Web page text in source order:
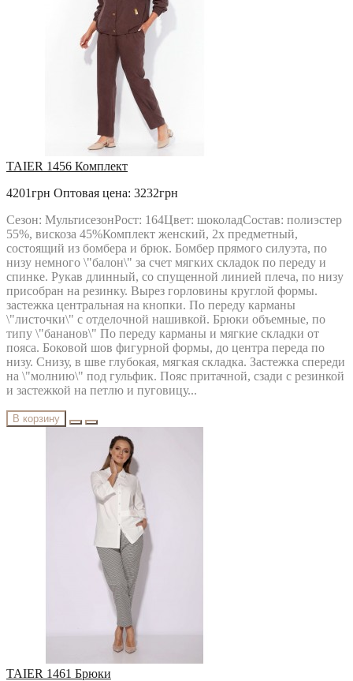
TAIER 1456 Комплект
4201грн Оптовая цена: 3232грн
Сезон: МультисезонРост: 164Цвет: шоколадСостав: полиэстер
55%, вискоза 45%Комплект женский, 2х предметный,
состоящий из бомбера и брюк. Бомбер прямого силуэта, по
низу немного \"балон\" за счет мягких складок по переду и
спинке. Рукав длинный, со спущенной линией плеча, по низу
присобран на резинку. Вырез горловины круглой формы.
застежка центральная на кнопки. По переду карманы
\"листочки\" с отделочной нашивкой. Брюки объемные, по
типу \"бананов\" По переду карманы и мягкие складки от
пояса. Боковой шов фигурной формы, до центра переда по
низу. Снизу, в шве глубокая, мягкая складка. Застежка спереди
на \"молнию\" под гульфик. Пояс притачной, сзади с резинкой
и застежкой на петлю и пуговицу...
В корзину
TAIER 1461 Брюки